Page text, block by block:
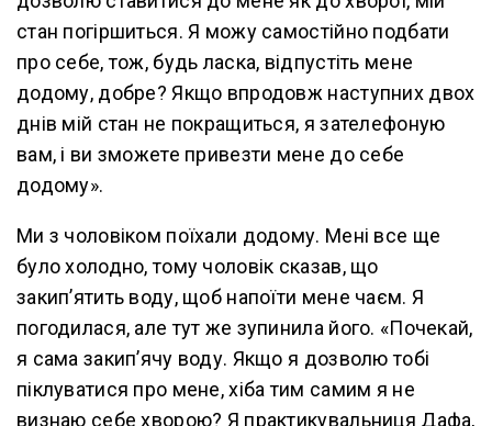
стан погіршиться. Я можу самостійно подбати
про себе, тож, будь ласка, відпустіть мене
додому, добре? Якщо впродовж наступних двох
днів мій стан не покращиться, я зателефоную
вам, і ви зможете привезти мене до себе
додому».
Ми з чоловіком поїхали додому. Мені все ще
було холодно, тому чоловік сказав, що
закип’ятить воду, щоб напоїти мене чаєм. Я
погодилася, але тут же зупинила його. «Почекай,
я сама закип’ячу воду. Якщо я дозволю тобі
піклуватися про мене, хіба тим самим я не
визнаю себе хворою? Я практикувальниця Дафа,